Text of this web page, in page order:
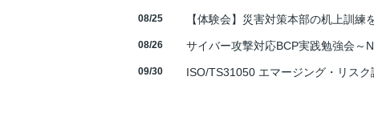
08/25 【体験会】災害対策本部の机上訓
08/26 サイバー攻撃対応BCP実践勉強会～
09/30 ISO/TS31050 エマージング・リスク